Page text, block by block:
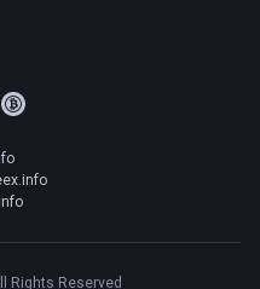
Rights Reserved